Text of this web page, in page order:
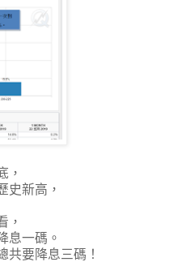
，
史新高，
，
息一碼。
共要降息三碼！